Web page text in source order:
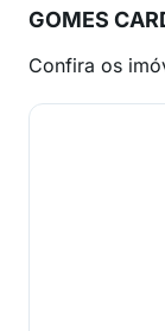
GOMES
Confira os